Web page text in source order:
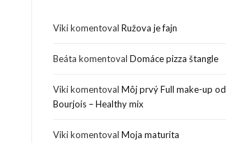
VikikomentovalRužova je fajn
Beáta komentovalDomáce pizza štangle
VikikomentovalMôj prvý Full make-up od
Bourjois – Healthy mix
VikikomentovalMoja maturita